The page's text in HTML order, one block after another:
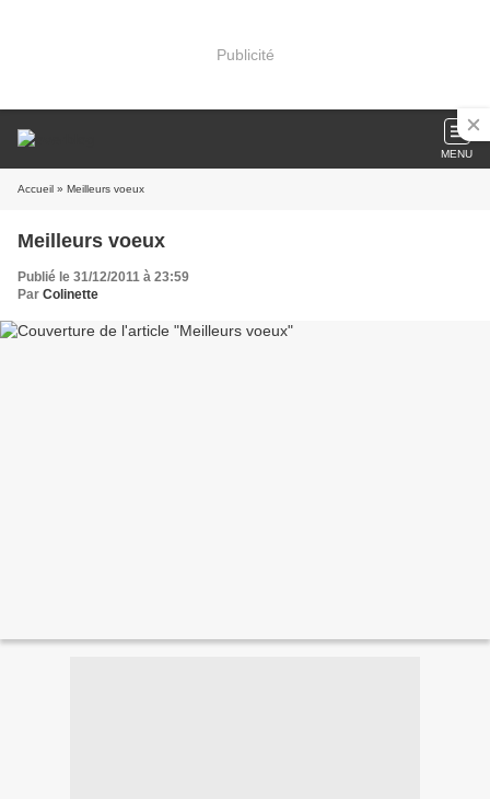
Publicité
MENU
Accueil » Meilleurs voeux
Meilleurs voeux
Publié le 31/12/2011 à 23:59
Par Colinette